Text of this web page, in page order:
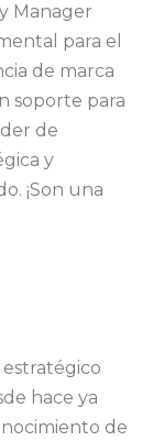
Manager
para el
de marca
soporte para
de
y
¡Son una
estratégico
hace ya
de